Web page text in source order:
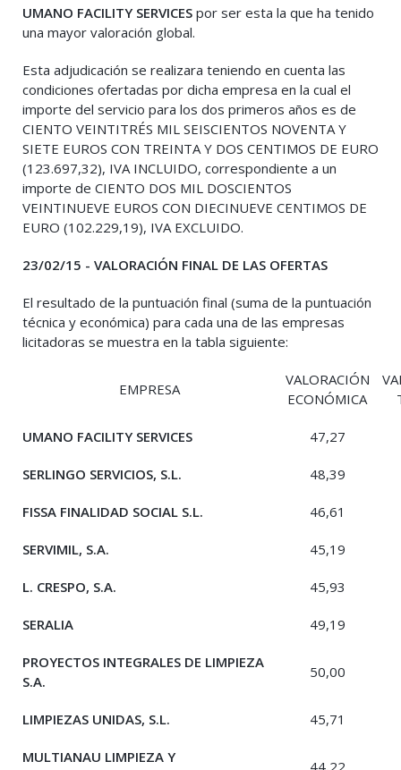
UMANO FACILITY SERVICES por ser esta la que ha tenido
una mayor valoración global.
Esta adjudicación se realizara teniendo en cuenta las
condiciones ofertadas por dicha empresa en la cual el
importe del servicio para los dos primeros años es de
CIENTO VEINTITRÉS MIL SEISCIENTOS NOVENTA Y
SIETE EUROS CON TREINTA Y DOS CENTIMOS DE EURO
(123.697,32), IVA INCLUIDO, correspondiente a un
importe de CIENTO DOS MIL DOSCIENTOS
VEINTINUEVE EUROS CON DIECINUEVE CENTIMOS DE
EURO (102.229,19), IVA EXCLUIDO.
23/02/15 - VALORACIÓN FINAL DE LAS OFERTAS
El resultado de la puntuación final (suma de la puntuación
técnica y económica) para cada una de las empresas
licitadoras se muestra en la tabla siguiente:
EMPRESA
VALORACIÓN
ECONÓMICA
UMANO FACILITY SERVICES 47,27
SERLINGO SERVICIOS, S.L. 48,39
FISSA FINALIDAD SOCIAL S.L. 46,61
SERVIMIL, S.A. 45,19
L. CRESPO, S.A. 45,93
SERALIA 49,19
PROYECTOS INTEGRALES DE LIMPIEZA
S.A.
50,00
LIMPIEZAS UNIDAS, S.L. 45,71
MULTIANAU LIMPIEZA Y